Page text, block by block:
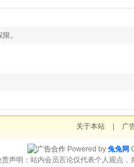
。
关于本站 广
Powered by 兔兔网
责声明：站内会员言论仅代表个人观点